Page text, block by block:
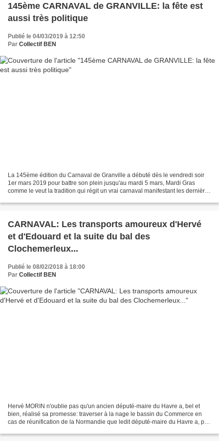
145ème CARNAVAL de GRANVILLE: la fête est
aussi très politique
Publié le 04/03/2019 à 12:50
Par Collectif BEN
La 145ème édition du Carnaval de Granville a débuté dès le vendredi soir
1er mars 2019 pour battre son plein jusqu'au mardi 5 mars, Mardi Gras
comme le veut la tradition qui régit un vrai carnaval manifestant les dernières
CARNAVAL: Les transports amoureux d'Hervé
et d'Edouard et la suite du bal des
Clochemerleux...
Publié le 08/02/2018 à 18:00
Par Collectif BEN
Hervé MORIN n'oublie pas qu'un ancien député-maire du Havre a, bel et
bien, réalisé sa promesse: traverser à la nage le bassin du Commerce en
cas de réunification de la Normandie que ledit député-maire du Havre a, par